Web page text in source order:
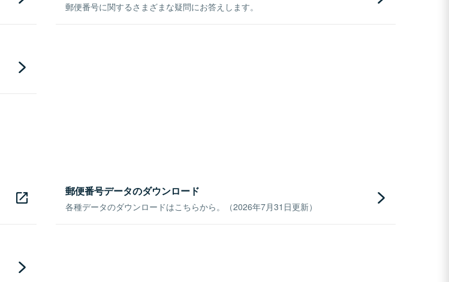
郵便番号に関するさまざまな疑問にお答えします。
郵便番号データのダウンロード
各種データのダウンロードはこちらから。（2026年7月31日更新）